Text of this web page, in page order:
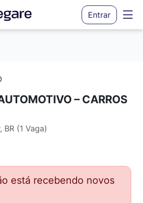
Entrar
– CARROS
BR (1 Vaga)
está recebendo novos